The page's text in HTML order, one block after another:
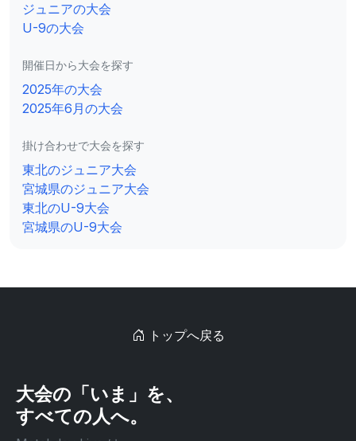
ジュニアの大会
U-9の大会
開催日から大会を探す
2025年の大会
2025年6月の大会
掛け合わせで大会を探す
東北のジュニア大会
宮城県のジュニア大会
東北のU-9大会
宮城県のU-9大会
トップへ戻る
大会の「いま」を、
すべての人へ。